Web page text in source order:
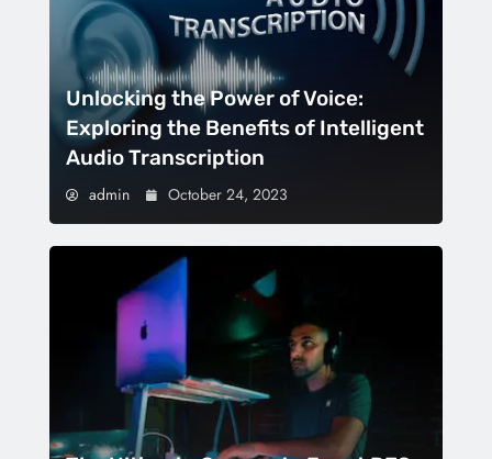
Unlocking the Power of Voice:
Exploring the Benefits of Intelligent
Audio Transcription
admin October 24, 2023